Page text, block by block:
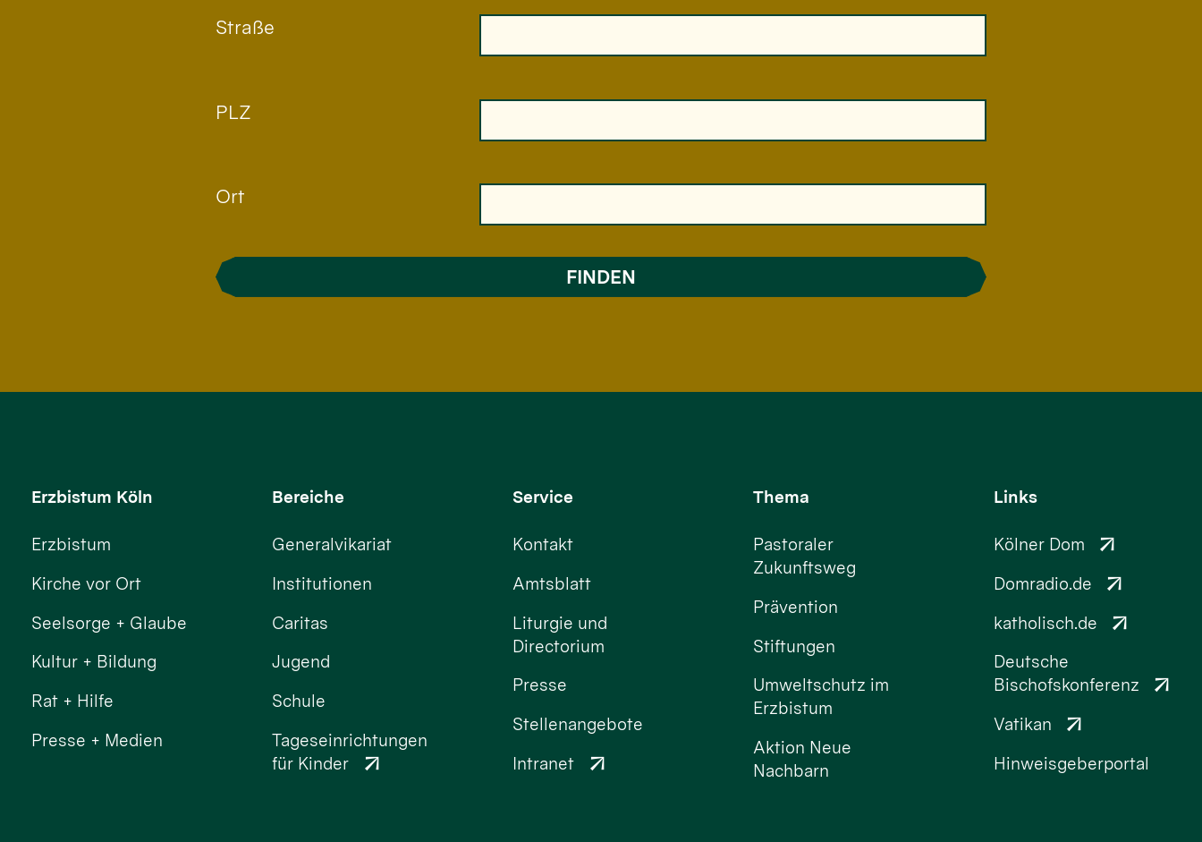
Straße
PLZ
Ort
Erzbistum Köln
Erzbistum
Kirche vor Ort
Seelsorge + Glaube
Kultur + Bildung
Rat + Hilfe
Presse + Medien
Bereiche
Generalvikariat
Institutionen
Caritas
Jugend
Schule
Tageseinrichtungen
für Kinder
Service
Kontakt
Amtsblatt
Liturgie und
Directorium
Presse
Stellenangebote
Intranet
Thema
Pastoraler
Zukunftsweg
Prävention
Stiftungen
Umweltschutz im
Erzbistum
Aktion Neue
Nachbarn
Links
Kölner Dom
Domradio.de
katholisch.de
Deutsche
Bischofskonferenz
Vatikan
Hinweisgeberportal